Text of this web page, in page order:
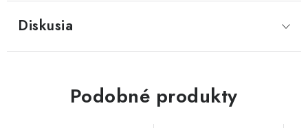
Diskusia
Podobné produkty